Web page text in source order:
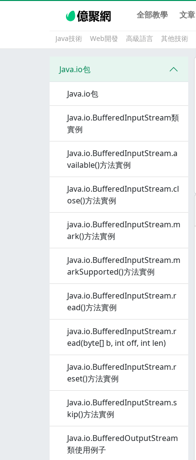
全部教學 文章
Java技術 Web開發 高級語言 其他技術
Java.io包
Java.io包
Java.io.BufferedInputStream類
實例
Java.io.BufferedInputStream.a
vailable()方法實例
Java.io.BufferedInputStream.cl
ose()方法實例
java.io.BufferedInputStream.m
ark()方法實例
Java.io.BufferedInputStream.m
arkSupported()方法實例
Java.io.BufferedInputStream.r
ead()方法實例
java.io.BufferedInputStream.r
ead(byte[] b, int off, int len)
Java.io.BufferedInputStream.r
eset()方法實例
Java.io.BufferedInputStream.s
kip()方法實例
Java.io.BufferedOutputStream
類使用例子